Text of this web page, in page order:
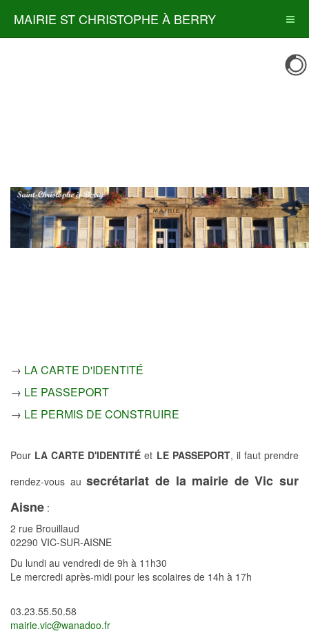
MAIRIE ST CHRISTOPHE À BERRY
→ LA CARTE D'IDENTITÉ
→ LE PASSEPORT
→ LE PERMIS DE CONSTRUIRE
Pour LA CARTE D'IDENTITÉ et LE PASSEPORT, il faut prendre
rendez-vous ausecrétariat de la mairie de Vic sur
Aisne :
2 rue Brouillaud
02290 VIC-SUR-AISNE
Du lundi au vendredi de 9h à 11h30
Le mercredi après-midi pour les scolaires de 14h à 17h
03.23.55.50.58
mairie.vic@wanadoo.fr